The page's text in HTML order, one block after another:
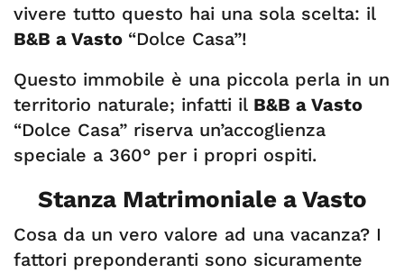
vivere tutto questo hai una sola scelta: il
B&B a Vasto “Dolce Casa”!
Questo immobile è una piccola perla in un
territorio naturale; infatti il B&B a Vasto
“Dolce Casa” riserva un’accoglienza
speciale a 360° per i propri ospiti.
Stanza Matrimoniale a Vasto
Cosa da un vero valore ad una vacanza? I
fattori preponderanti sono sicuramente